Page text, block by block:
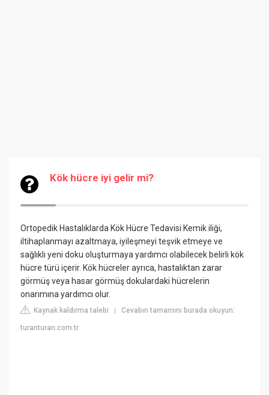
Kök hücre iyi gelir mi?
Ortopedik Hastalıklarda Kök Hücre Tedavisi Kemik iliği,
iltihaplanmayı azaltmaya, iyileşmeyi teşvik etmeye ve
sağlıklı yeni doku oluşturmaya yardımcı olabilecek belirli kök
hücre türü içerir. Kök hücreler ayrıca, hastalıktan zarar
görmüş veya hasar görmüş dokulardaki hücrelerin
onarımına yardımcı olur.
Kaynak kaldırma talebi |Cevabın tamamını burada okuyun:
turanturan.com.tr